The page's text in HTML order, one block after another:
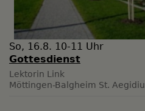
So, 16.8. 10-11 Uhr
Gottesdienst
Lektorin Link
Möttingen-Balgheim St.